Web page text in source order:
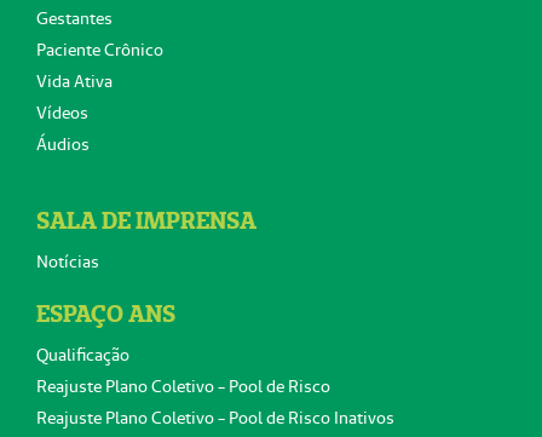
Gestantes
Paciente Crônico
Vida Ativa
Vídeos
Áudios
SALA DE IMPRENSA
Notícias
ESPAÇO ANS
Qualificação
Reajuste Plano Coletivo - Pool de Risco
Reajuste Plano Coletivo - Pool de Risco Inativos